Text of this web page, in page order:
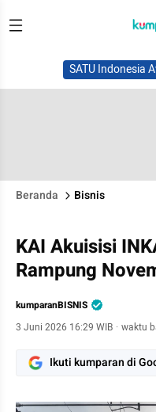
SATU Indonesia
Beranda Bisnis
KAI Akuisisi
Rampung
kumparanBISNIS
3 Juni 2026 16:29 WIB · waktu
Ikuti kumparan di